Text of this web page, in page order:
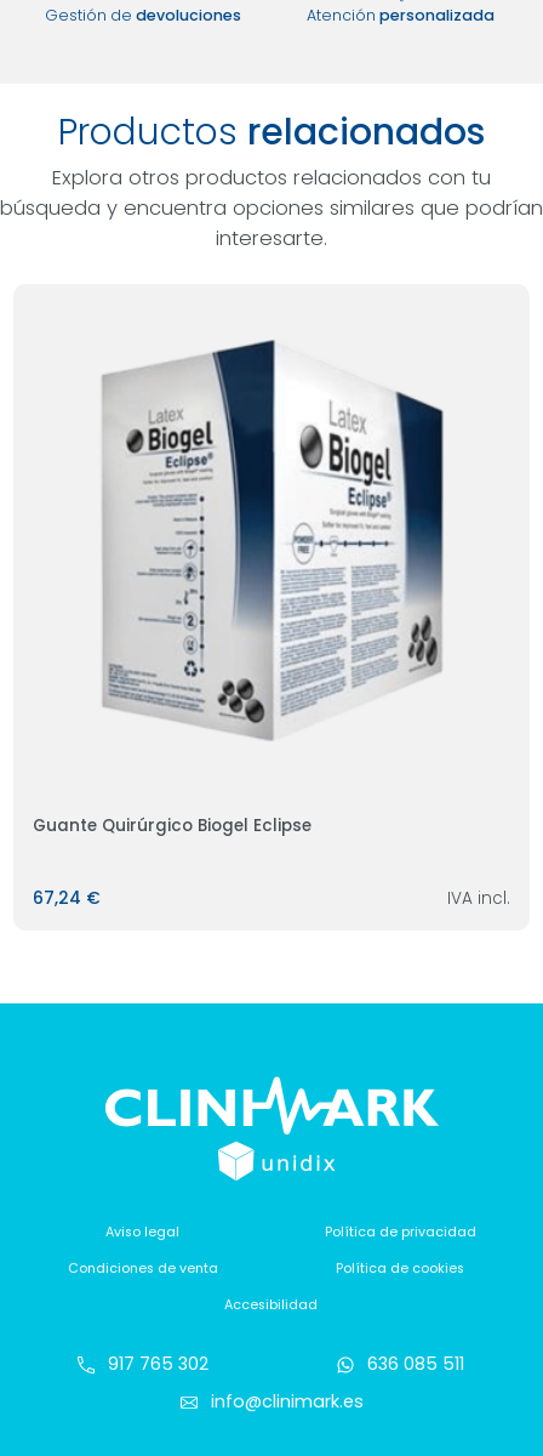
Gestión de devoluciones Atención personalizada
Productos relacionados
Explora otros productos relacionados con tu
búsqueda y encuentra opciones similares que podrían
interesarte.
Guante Quirúrgico Biogel Eclipse
67,24 € IVA incl.
Aviso legal
Política de privacidad
Condiciones de venta
Política de cookies
Accesibilidad
917 765 302
636 085 511
info@clinimark.es